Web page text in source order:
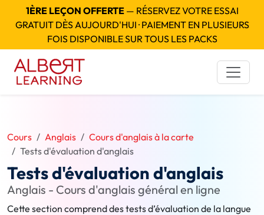
1ÈRE LEÇON OFFERTE— RÉSERVEZ VOTRE ESSAI
GRATUIT DÈS AUJOURD'HUI · PAIEMENT EN PLUSIEURS
FOIS DISPONIBLE SUR TOUS LES PACKS
Cours Anglais
Cours d'anglais à la carte
Tests d'évaluation d'anglais
Tests d'évaluation d'anglais
Anglais - Cours d'anglais général en ligne
Cette section comprend des tests d’évaluation de la langue